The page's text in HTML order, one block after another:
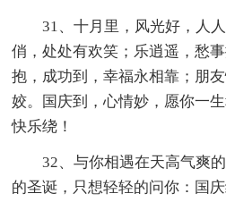
31、十月里，风光好，人
俏，处处有欢笑；乐逍遥，愁
抱，成功到，幸福永相靠；朋
姣。国庆到，心情妙，愿你一
快乐绕！
32、与你相遇在天高气爽
的圣诞，只想轻轻的问你：国